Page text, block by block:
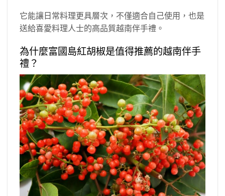
它能讓日常料理更具層次，不僅適合自己使用，也是
送給喜愛料理人士的高品質越南伴手禮。
為什麼富國島紅胡椒是值得推薦的越南伴手
禮？